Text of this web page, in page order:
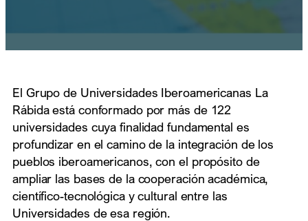
El Grupo de Universidades Iberoamericanas La
Rábida está conformado por más de 122
universidades cuya finalidad fundamental es
profundizar en el camino de la integración de los
pueblos iberoamericanos, con el propósito de
ampliar las bases de la cooperación académica,
científico-tecnológica y cultural entre las
Universidades de esa región.